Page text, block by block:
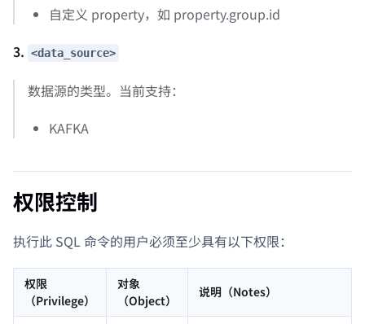
自定义 property，如 property.group.id
3. <data_source>
数据源的类型。当前支持：
KAFKA
权限控制
执行此 SQL 命令的用户必须至少具有以下权限：
权限
（Privilege）
对象
（Object）
说明（Notes）